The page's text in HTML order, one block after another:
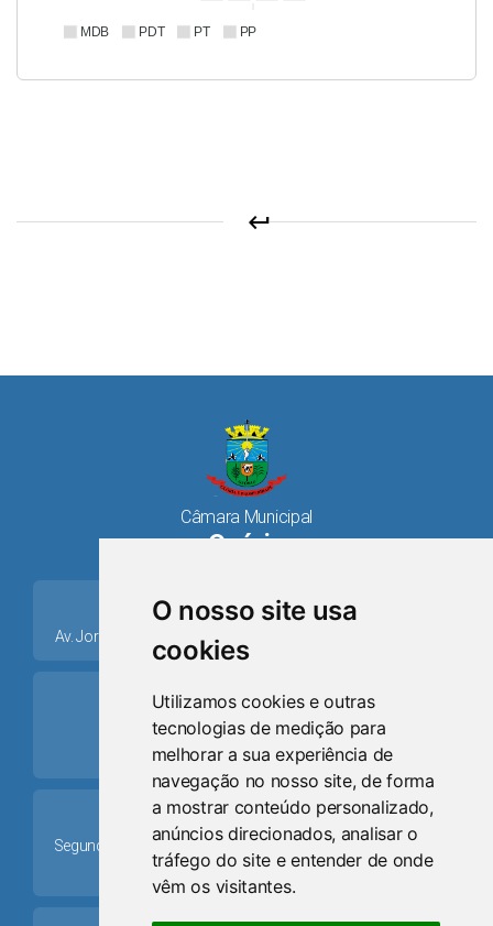
O nosso site usa
cookies
Utilizamos cookies e outras
tecnologias de medição para
melhorar a sua experiência de
navegação no nosso site, de forma
a mostrar conteúdo personalizado,
anúncios direcionados, analisar o
tráfego do site e entender de onde
vêm os visitantes.
MDB PDT PT PP
keyboard_return
Câmara Municipal
Osório
place
Av. Jorge Dariva, 1211, Centro CEP: 95520.000 - Osório/RS
ring_volume
Telefone
(51) 9 8024-0884
Schedule
Segunda-feira a Sexta-feira: 08h às 12h e das 13h30min às
17h30min